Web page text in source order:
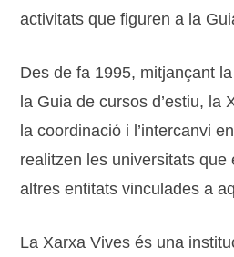
activitats que figuren a la
Des de fa 1995, mitjançant
la Guia de cursos d’estiu, la
la coordinació i l’intercanvi
realitzen les universitats que
altres entitats vinculades a
La Xarxa Vives és una